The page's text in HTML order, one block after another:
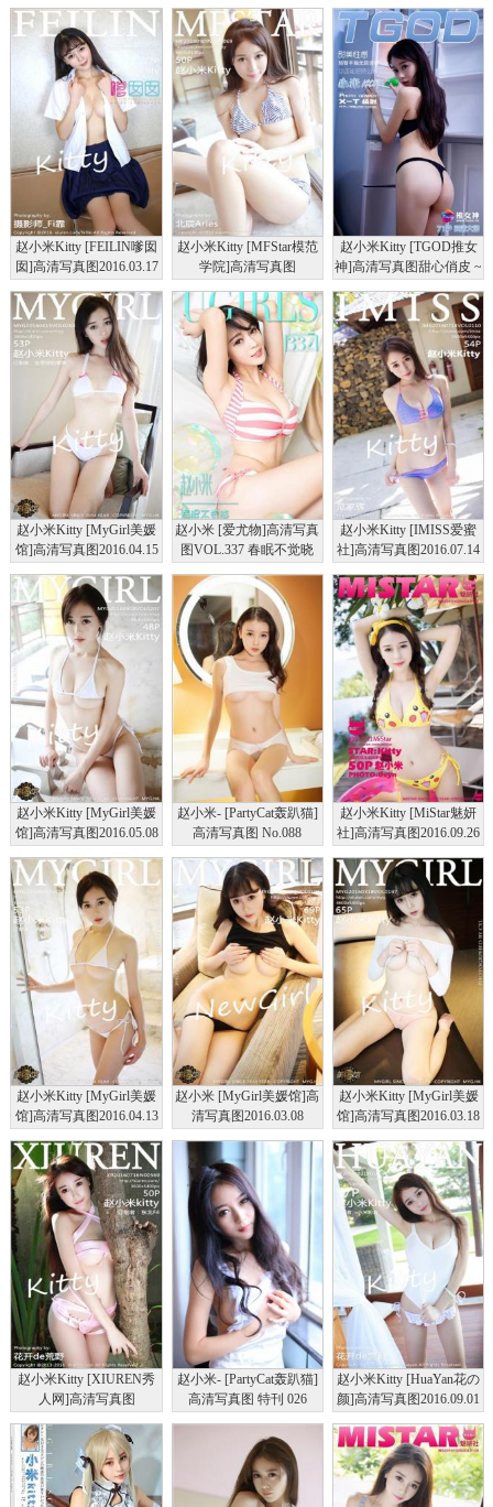
XR20160613N00540
赵小米Kitty [FEILIN嗲囡
囡]高清写真图2016.03.17
赵小米Kitty [MFStar模范
学院]高清写真图
赵小米Kitty [TGOD推女
神]高清写真图甜心俏皮 ~
赵小米Kitty [MyGirl美媛
馆]高清写真图2016.04.15
赵小米 [爱尤物]高清写真
图VOL.337 春眠不觉晓
赵小米Kitty [IMISS爱蜜
社]高清写真图2016.07.14
赵小米Kitty [MyGirl美媛
馆]高清写真图2016.05.08
赵小米- [PartyCat轰趴猫]
高清写真图 No.088
赵小米Kitty [MiStar魅妍
社]高清写真图2016.09.26
赵小米Kitty [MyGirl美媛
馆]高清写真图2016.04.13
赵小米 [MyGirl美媛馆]高
清写真图2016.03.08
赵小米Kitty [MyGirl美媛
馆]高清写真图2016.03.18
赵小米Kitty [XIUREN秀
人网]高清写真图
XR20160716N00560
赵小米- [PartyCat轰趴猫]
高清写真图 特刊 026
赵小米Kitty [HuaYan花の
颜]高清写真图2016.09.01